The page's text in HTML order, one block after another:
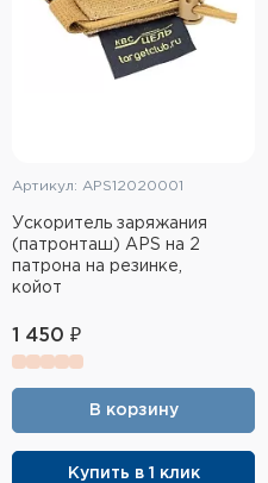
Артикул: APS12020001
Ускоритель заряжания
(патронташ) APS на 2
патрона на резинке,
койот
1 450 ₽
В корзину
Купить в 1 клик